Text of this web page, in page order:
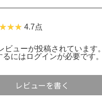
4.7点
ビューが投稿されています。
るには ログインが必要です。
レビューを書く